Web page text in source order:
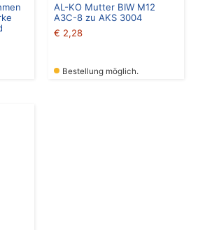
AL-KO Mutter BIW M12
A3C-8 zu AKS 3004
€ 2,28
Bestellung möglich.